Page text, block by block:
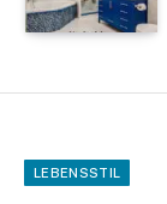
LEBENSSTIL